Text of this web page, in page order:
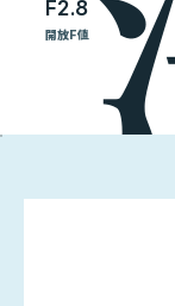
F2.8
開放F値